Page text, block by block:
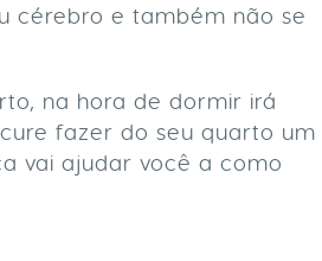
cérebro e também não se
na hora de dormir irá
fazer do seu quarto um
vai ajudar você a como